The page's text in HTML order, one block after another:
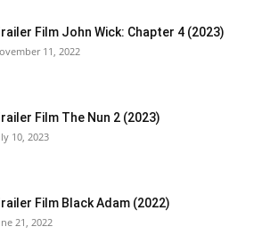
Film John Wick: Chapter 4 (2023)
11, 2022
Film The Nun 2 (2023)
10, 2023
Film Black Adam (2022)
21, 2022